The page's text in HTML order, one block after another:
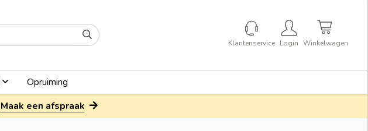
Klantenservice Login Winkelwagen
Opruiming
Maak een afspraak